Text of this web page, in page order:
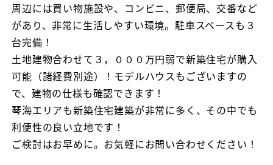
周辺には買い物施設や、コンビニ、郵便局、交番など
があり、非常に生活しやすい環境。駐車スペースも３
台完備！
土地建物合わせて３，０００万円弱で新築住宅が購入
可能（諸経費別途）！モデルハウスもございますの
で、建物の仕様も確認できます！
琴海エリアも新築住宅建築が非常に多く、その中でも
利便性の良い立地です！
ご検討はお早めに。お気軽にお問い合わせください！